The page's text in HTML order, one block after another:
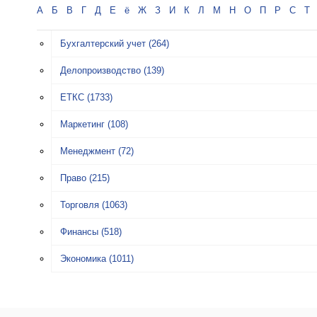
А Б В Г Д Е ё Ж З И К Л М Н О П Р С Т
Бухгалтерский учет (264)
Делопроизводство (139)
ЕТКС (1733)
Маркетинг (108)
Менеджмент (72)
Право (215)
Торговля (1063)
Финансы (518)
Экономика (1011)